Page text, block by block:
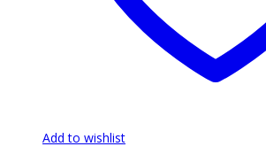
Add to wishlist